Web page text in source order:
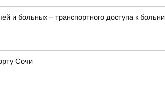
и больных – транспортного доступа к
Сочи